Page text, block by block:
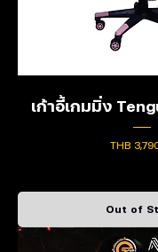
เก้าอี้เกมมิ่ง
Price
THB
Out of